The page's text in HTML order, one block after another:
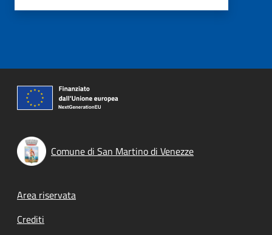
Comune di San Martino di Venezze
Footer menu
Area riservata
Crediti